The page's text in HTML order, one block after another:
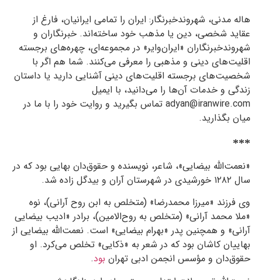
هاله مدنی، شهروندخبرنگار: ایران را تمامی ایرانیان، فارغ از
عقاید شخصی، دین یا مذهب‌ خود ساخته‌اند. خبرنگاران و
شهروندخبرنگاران «ایران‌وایر» در مجموعه‌ای، چهره‌های برجسته
اقلیت‌های دینی و مذهبی را معرفی می‌کنند. شما هم اگر با
شخصیت‌های برجسته اقلیت‌های دینی آشنایی دارید یا داستان
زندگی و خدمات آن‌ها را می‌دانید، با ایمیل
adyan@iranwire.com تماس بگیرید و روایت خود را با ما در
میان بگذارید.
***
«نعمت‌الله بیضایی»، شاعر، نویسنده و حقوق‌دان بهایی بود که در
سال ۱۲۸۲ خورشیدی در شهرستان آران و بیدگل زاده شد.
وی فرزند «میرزا محمدرضا» (متخلص به ابن روح آرانی)، نوه
«ملا محمد آرانی» (متخلص به روح‌الامین)، برادر «ادیب بیضایی
آرانی» و همچنین پدر «بهرام بیضایی» است. نعمت‌الله بیضایی از
بهاییان کاشان بود که در شعر به «ذکایی» تخلص می‌کرد. او
حقوق‌دان و مؤسس انجمن ادبی تهران بود.